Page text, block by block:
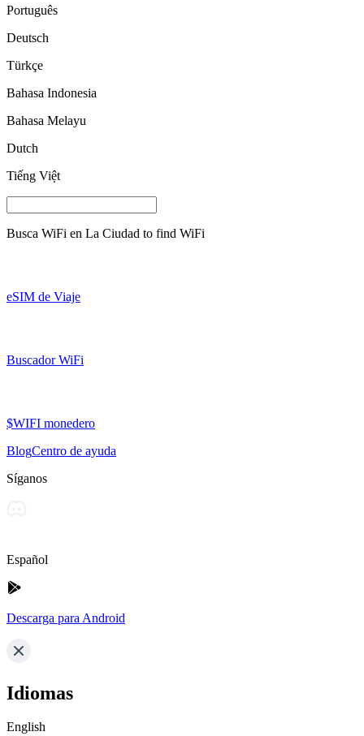
Português
Deutsch
Türkçe
Bahasa Indonesia
Bahasa Melayu
Dutch
Tiếng Việt
Busca WiFi en La Ciudad to find WiFi
eSIM de Viaje
Buscador WiFi
$WIFI monedero
BlogCentro de ayuda
Síganos
Español
Descarga para Android
Idiomas
English